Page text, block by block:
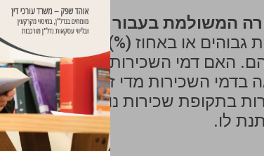
המשולמת בעבור המושכר (דמי
גבוהים או באחוז (%) מהפדיון
האם דמי השכירות צמודים למדד
בדמי השכירות מדי זמן מה. בדרך
בתקופת שכירות נוספת, אם יממש
לו.